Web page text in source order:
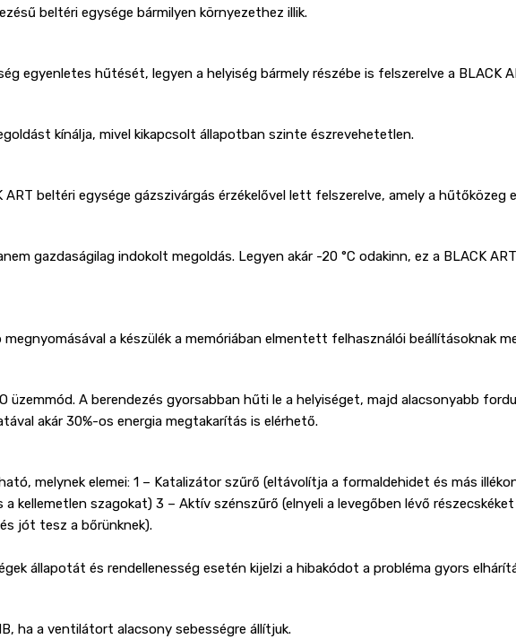
beltéri egysége bármilyen környezethez illik.
egyenletes hűtését, legyen a helyiség bármely részébe is felszerelve a BLACK
kínálja, mivel kikapcsolt állapotban szinte észrevehetetlen.
ART beltéri egysége gázszivárgás érzékelővel lett felszerelve, amely a
gazdaságilag indokolt megoldás. Legyen akár -20 °C odakinn, ez a BLACK
a készülék a memóriában elmentett felhasználói beállításoknak
üzemmód. A berendezés gyorsabban hűti le a helyiséget, majd alacsonyabb
akár 30%-os energia megtakarítás is elérhető.
melynek elemei: 1 – Katalizátor szűrő (eltávolítja a formaldehidet és más
kellemetlen szagokat) 3 – Aktív szénszűrő (elnyeli a levegőben lévő
jót tesz a bőrünknek).
állapotát és rendellenesség esetén kijelzi a hibakódot a probléma gyors
ha a ventilátort alacsony sebességre állítjuk.